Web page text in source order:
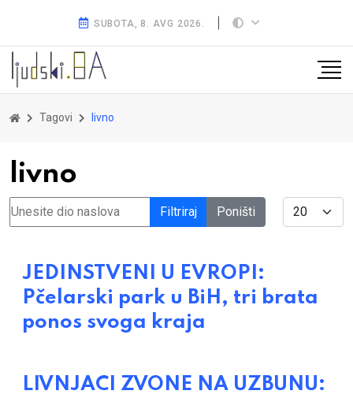
SUBOTA, 8. AVG 2026.
Tagovi livno
livno
Unesite dio naslova Filtriraj Poništi Display #
JEDINSTVENI U EVROPI:
Pčelarski park u BiH, tri brata
ponos svoga kraja
LIVNJACI ZVONE NA UZBUNU: